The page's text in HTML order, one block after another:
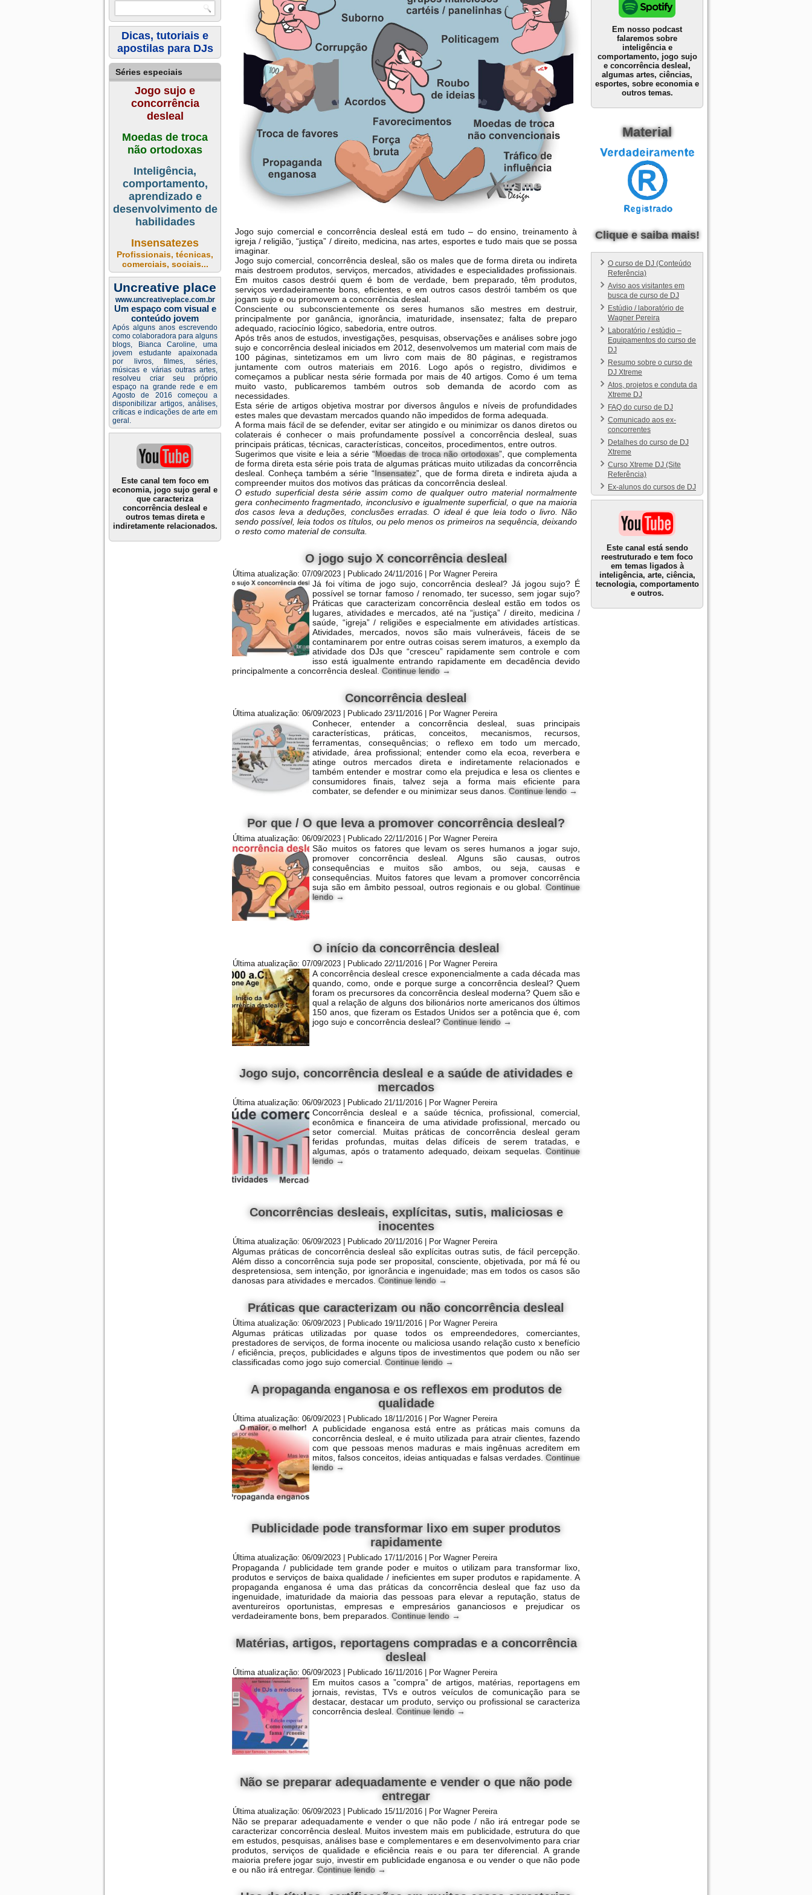
Dicas, tutoriais e
apostilas para DJs
Séries especiais
Jogo sujo e
concorrência
desleal
Moedas de troca
não ortodoxas
Inteligência,
comportamento,
aprendizado e
desenvolvimento de
habilidades
Insensatezes
Profissionais, técnicas,
comerciais, sociais...
Uncreative place
www.uncreativeplace.com.br
Um espaço com visual e
conteúdo jovem
Após alguns anos escrevendo
como colaboradora para alguns
blogs, Bianca Caroline, uma
jovem estudante apaixonada
por livros, filmes, séries,
músicas e várias outras artes,
resolveu criar seu próprio
espaço na grande rede e em
Agosto de 2016 começou a
disponibilizar artigos, análises,
críticas e indicações de arte em
geral.
Este canal tem foco em
economia, jogo sujo geral e
que caracteriza
concorrência desleal e
outros temas direta e
indiretamente relacionados.
Jogo sujo comercial e concorrência desleal está em tudo – do ensino, treinamento à
igreja / religião, “justiça” / direito, medicina, nas artes, esportes e tudo mais que se possa
imaginar.
Jogo sujo comercial, concorrência desleal, são os males que de forma direta ou indireta
mais destroem produtos, serviços, mercados, atividades e especialidades profissionais.
Em muitos casos destrói quem é bom de verdade, bem preparado, têm produtos,
serviços verdadeiramente bons, eficientes, e em outros casos destrói também os que
jogam sujo e ou promovem a concorrência desleal.
Consciente ou subconscientemente os seres humanos são mestres em destruir,
principalmente por ganância, ignorância, imaturidade, insensatez; falta de preparo
adequado, raciocínio lógico, sabedoria, entre outros.
Após três anos de estudos, investigações, pesquisas, observações e análises sobre jogo
sujo e concorrência desleal iniciados em 2012, desenvolvemos um material com mais de
100 páginas, sintetizamos em um livro com mais de 80 páginas, e registramos
juntamente com outros materiais em 2016. Logo após o registro, dividimos e
começamos a publicar nesta série formada por mais de 40 artigos. Como é um tema
muito vasto, publicaremos também outros sob demanda de acordo com as
necessidades.
Esta série de artigos objetiva mostrar por diversos ângulos e níveis de profundidades
estes males que devastam mercados quando não impedidos de forma adequada.
A forma mais fácil de se defender, evitar ser atingido e ou minimizar os danos diretos ou
colaterais é conhecer o mais profundamente possível a concorrência desleal, suas
principais práticas, técnicas, características, conceitos, procedimentos, entre outros.
Sugerimos que visite e leia a série “Moedas de troca não ortodoxas”, que complementa
de forma direta esta série pois trata de algumas práticas muito utilizadas da concorrência
desleal. Conheça também a série “Insensatez”, que de forma direta e indireta ajuda a
compreender muitos dos motivos das práticas da concorrência desleal.
O estudo superficial desta série assim como de qualquer outro material normalmente
gera conhecimento fragmentado, inconclusivo e igualmente superficial, o que na maioria
dos casos leva a deduções, conclusões erradas. O ideal é que leia todo o livro. Não
sendo possível, leia todos os títulos, ou pelo menos os primeiros na sequência, deixando
o resto como material de consulta.
O jogo sujo X concorrência desleal
Última atualização: 07/09/2023 Publicado 24/11/2016 Por Wagner Pereira
Já foi vítima de jogo sujo, concorrência desleal? Já jogou sujo? É
possível se tornar famoso / renomado, ter sucesso, sem jogar sujo?
Práticas que caracterizam concorrência desleal estão em todos os
lugares, atividades e mercados, até na “justiça” / direito, medicina /
saúde, “igreja” / religiões e especialmente em atividades artísticas.
Atividades, mercados, novos são mais vulneráveis, fáceis de se
contaminarem por entre outras coisas serem imaturos, a exemplo da
atividade dos DJs que “cresceu” rapidamente sem controle e com
isso está igualmente entrando rapidamente em decadência devido
principalmente a concorrência desleal. Continue lendo →
Concorrência desleal
Última atualização: 06/09/2023 Publicado 23/11/2016 Por Wagner Pereira
Conhecer, entender a concorrência desleal, suas principais
características, práticas, conceitos, mecanismos, recursos,
ferramentas, consequências; o reflexo em todo um mercado,
atividade, área profissional; entender como ela ecoa, reverbera e
atinge outros mercados direta e indiretamente relacionados e
também entender e mostrar como ela prejudica e lesa os clientes e
consumidores finais, talvez seja a forma mais eficiente para
combater, se defender e ou minimizar seus danos. Continue lendo →
Por que / O que leva a promover concorrência desleal?
Última atualização: 06/09/2023 Publicado 22/11/2016 Por Wagner Pereira
São muitos os fatores que levam os seres humanos a jogar sujo,
promover concorrência desleal. Alguns são causas, outros
consequências e muitos são ambos, ou seja, causas e
consequências. Muitos fatores que levam a promover concorrência
suja são em âmbito pessoal, outros regionais e ou global. Continue
lendo →
O início da concorrência desleal
Última atualização: 07/09/2023 Publicado 22/11/2016 Por Wagner Pereira
A concorrência desleal cresce exponencialmente a cada década mas
quando, como, onde e porque surge a concorrência desleal? Quem
foram os precursores da concorrência desleal moderna? Quem são e
qual a relação de alguns dos bilionários norte americanos dos últimos
150 anos, que fizeram os Estados Unidos ser a potência que é, com
jogo sujo e concorrência desleal? Continue lendo →
Jogo sujo, concorrência desleal e a saúde de atividades e
mercados
Última atualização: 06/09/2023 Publicado 21/11/2016 Por Wagner Pereira
Concorrência desleal e a saúde técnica, profissional, comercial,
econômica e financeira de uma atividade profissional, mercado ou
setor comercial. Muitas práticas de concorrência desleal geram
feridas profundas, muitas delas difíceis de serem tratadas, e
algumas, após o tratamento adequado, deixam sequelas. Continue
lendo →
Concorrências desleais, explícitas, sutis, maliciosas e
inocentes
Última atualização: 06/09/2023 Publicado 20/11/2016 Por Wagner Pereira
Algumas práticas de concorrência desleal são explícitas outras sutis, de fácil percepção.
Além disso a concorrência suja pode ser proposital, consciente, objetivada, por má fé ou
despretensiosa, sem intenção, por ignorância e ingenuidade; mas em todos os casos são
danosas para atividades e mercados. Continue lendo →
Práticas que caracterizam ou não concorrência desleal
Última atualização: 06/09/2023 Publicado 19/11/2016 Por Wagner Pereira
Algumas práticas utilizadas por quase todos os empreendedores, comerciantes,
prestadores de serviços, de forma inocente ou maliciosa usando relação custo x benefício
/ eficiência, preços, publicidades e alguns tipos de investimentos que podem ou não ser
classificadas como jogo sujo comercial. Continue lendo →
A propaganda enganosa e os reflexos em produtos de
qualidade
Última atualização: 06/09/2023 Publicado 18/11/2016 Por Wagner Pereira
A publicidade enganosa está entre as práticas mais comuns da
concorrência desleal, e é muito utilizada para atrair clientes, fazendo
com que pessoas menos maduras e mais ingênuas acreditem em
mitos, falsos conceitos, ideias antiquadas e falsas verdades. Continue
lendo →
Publicidade pode transformar lixo em super produtos
rapidamente
Última atualização: 06/09/2023 Publicado 17/11/2016 Por Wagner Pereira
Propaganda / publicidade tem grande poder e muitos o utilizam para transformar lixo,
produtos e serviços de baixa qualidade / ineficientes em super produtos e rapidamente. A
propaganda enganosa é uma das práticas da concorrência desleal que faz uso da
ingenuidade, imaturidade da maioria das pessoas para elevar a reputação, status de
aventureiros oportunistas, empresas e empresários gananciosos e prejudicar os
verdadeiramente bons, bem preparados. Continue lendo →
Matérias, artigos, reportagens compradas e a concorrência
desleal
Última atualização: 06/09/2023 Publicado 16/11/2016 Por Wagner Pereira
Em muitos casos a ”compra” de artigos, matérias, reportagens em
jornais, revistas, TVs e outros veículos de comunicação para se
destacar, destacar um produto, serviço ou profissional se caracteriza
concorrência desleal. Continue lendo →
Não se preparar adequadamente e vender o que não pode
entregar
Última atualização: 06/09/2023 Publicado 15/11/2016 Por Wagner Pereira
Não se preparar adequadamente e vender o que não pode / não irá entregar pode se
caracterizar concorrência desleal. Muitos investem mais em publicidade, estrutura do que
em estudos, pesquisas, análises base e complementares e em desenvolvimento para criar
produtos, serviços de qualidade e eficiência reais e ou para ter diferencial. A grande
maioria prefere jogar sujo, investir em publicidade enganosa e ou vender o que não pode
e ou não irá entregar. Continue lendo →
Em nosso podcast
falaremos sobre
inteligência e
comportamento, jogo sujo
e concorrência desleal,
algumas artes, ciências,
esportes, sobre economia e
outros temas.
Material
Clique e saiba mais!
O curso de DJ (Conteúdo
Referência)
Aviso aos visitantes em
busca de curso de DJ
Estúdio / laboratório de
Wagner Pereira
Laboratório / estúdio –
Equipamentos do curso de
DJ
Resumo sobre o curso de
DJ Xtreme
Atos, projetos e conduta da
Xtreme DJ
FAQ do curso de DJ
Comunicado aos ex-
concorrentes
Detalhes do curso de DJ
Xtreme
Curso Xtreme DJ (Site
Referência)
Ex-alunos do cursos de DJ
Este canal está sendo
reestruturado e tem foco
em temas ligados à
inteligência, arte, ciência,
tecnologia, comportamento
e outros.